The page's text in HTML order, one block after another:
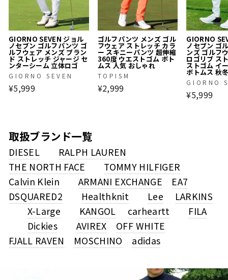
GIORNO SEVEN ジョル
ノセブン ゴルフパンツ ゴ
ルフウェア メンズ ブラン
ド ストレッチ ジャージ セ
ンターシーム 立体ロゴ
GIORNO SEVEN
¥5,999
ゴルフパンツ メンズ ゴル
フウェア ストレッチ カラ
ー スキニーパンツ 超伸縮
360度 ウエストゴム ボト
ムス 人気 おしゃれ
TOPISM
¥2,999
GIORNO
ノセブン ゴ
ンズ ゴルフ
ロゴリブ ス
ストゴム イ
ボトムス 秋
GIORNO
¥5,999
取扱ブランド一覧
DIESEL
RALPH LAUREN
THE NORTH FACE
TOMMY HILFIGER
Calvin Klein
ARMANI EXCHANGE
EA7
DSQUARED2
Healthknit Lee
LARKINS
X-Large
KANGOL carheartt
FILA
Dickies
AVIREX
OFF WHITE
FJALL RAVEN
MOSCHINO adidas